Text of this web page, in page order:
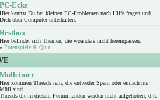
PC-Ecke
Hier kannst Du bei kleinen PC-Problemen nach Hilfe fragen und
Dich über Computer unterhalten.
Restbox
Hier befindet sich Themen, die woanders nicht hereinpassen.
» Forenspiele & Quiz
Mülleimer
Hier kommen Threads rein, die entweder Spam oder einfach nur
Müll sind.
Threads die in diesem Forum landen werden nicht aufgehoben, d.h.